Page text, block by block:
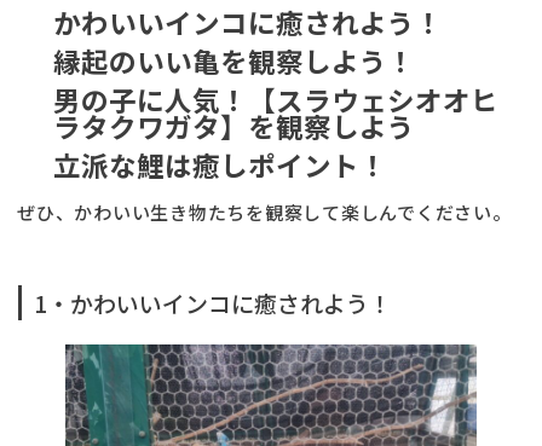
かわいいインコに癒されよう！
縁起のいい亀を観察しよう！
男の子に人気！【スラウェシオオヒ
ラタクワガタ】を観察しよう
立派な鯉は癒しポイント！
ぜひ、かわいい生き物たちを観察して楽しんでください。
1・かわいいインコに癒されよう！